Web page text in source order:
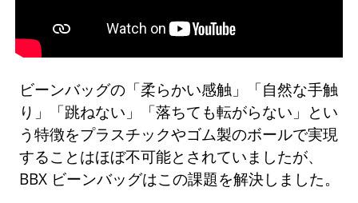
ビーンバッグの「柔らかい感触」「自然な手触
り」「跳ねない」「落ちても転がらない」とい
う特徴をプラスチックやゴム製のボールで実現
することはほぼ不可能とされていましたが、
BBX ビーンバッグはこの課題を解決しました。